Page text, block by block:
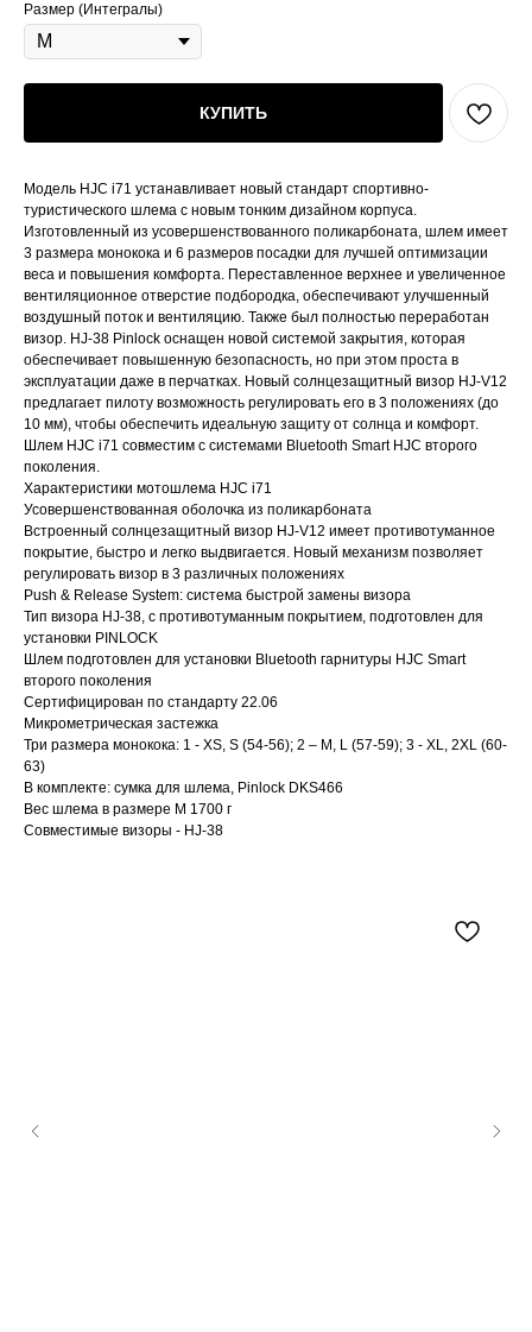
Размер (Интегралы)
КУПИТЬ
Модель HJC i71 устанавливает новый стандарт спортивно-
туристического шлема с новым тонким дизайном корпуса.
Изготовленный из усовершенствованного поликарбоната, шлем имеет
3 размера монокока и 6 размеров посадки для лучшей оптимизации
веса и повышения комфорта. Переставленное верхнее и увеличенное
вентиляционное отверстие подбородка, обеспечивают улучшенный
воздушный поток и вентиляцию. Также был полностью переработан
визор. HJ-38 Pinlock оснащен новой системой закрытия, которая
обеспечивает повышенную безопасность, но при этом проста в
эксплуатации даже в перчатках. Новый солнцезащитный визор HJ-V12
предлагает пилоту возможность регулировать его в 3 положениях (до
10 мм), чтобы обеспечить идеальную защиту от солнца и комфорт.
Шлем HJC i71 совместим с системами Bluetooth Smart HJC второго
поколения.
Характеристики мотошлема HJC i71
Усовершенствованная оболочка из поликарбоната
Встроенный солнцезащитный визор HJ-V12 имеет противотуманное
покрытие, быстро и легко выдвигается. Новый механизм позволяет
регулировать визор в 3 различных положениях
Push & Release System: система быстрой замены визора
Тип визора HJ-38, с противотуманным покрытием, подготовлен для
установки PINLOCK
Шлем подготовлен для установки Bluetooth гарнитуры HJC Smart
второго поколения
Сертифицирован по стандарту 22.06
Микрометрическая застежка
Три размера монокока: 1 - XS, S (54-56); 2 – M, L (57-59); 3 - XL, 2XL (60-
63)
В комплекте: сумка для шлема, Pinlock DKS466
Вес шлема в размере M 1700 г
Совместимые визоры - HJ-38